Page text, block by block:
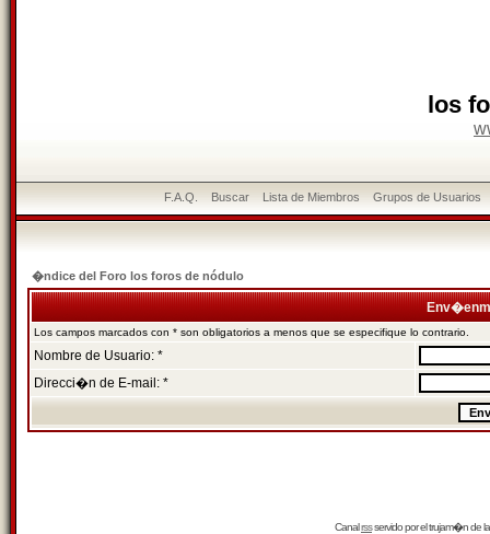
los
F.A.Q. Buscar Lista de Miembros Grupos de Usuarios
�ndice del Foro los foros de nódulo
Los campos marcados con * son obligatorios a menos que se especifique lo contrario.
Nombre de Usuario: *
Direcci�n de E-mail: *
Canalrssservido por eltrujam�nde